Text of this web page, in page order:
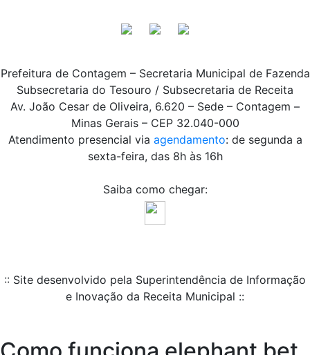
Prefeitura de Contagem – Secretaria Municipal de Fazenda
Subsecretaria do Tesouro / Subsecretaria de Receita
Av. João Cesar de Oliveira, 6.620 – Sede – Contagem –
Minas Gerais – CEP 32.040-000
Atendimento presencial via agendamento: de segunda a
sexta-feira, das 8h às 16h
Saiba como chegar:
:: Site desenvolvido pela Superintendência de Informação
e Inovação da Receita Municipal ::